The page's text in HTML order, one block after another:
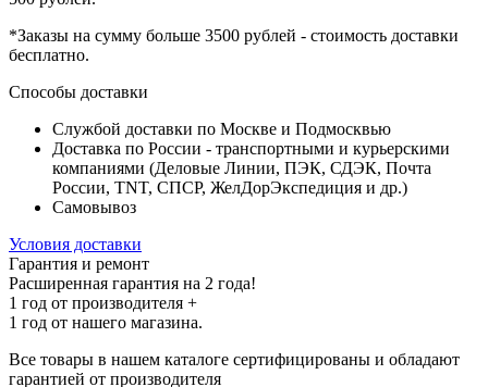
*Заказы на сумму больше 3500 рублей - стоимость доставки
бесплатно.
Способы доставки
Службой доставки по Москве и Подмосквью
Доставка по России - транспортными и курьерскими
компаниями (Деловые Линии, ПЭК, СДЭК, Почта
России, TNT, СПСР, ЖелДорЭкспедиция и др.)
Самовывоз
Условия доставки
Гарантия и ремонт
Расширенная гарантия на 2 года!
1 год от производителя +
1 год от нашего магазина.
Все товары в нашем каталоге сертифицированы и обладают
гарантией от производителя